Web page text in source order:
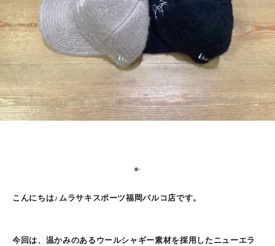
1
こんにちは♪ムラサキスポーツ福岡パルコ店です。
今回は、温かみのあるウールシャギー素材を採用したニューエラ